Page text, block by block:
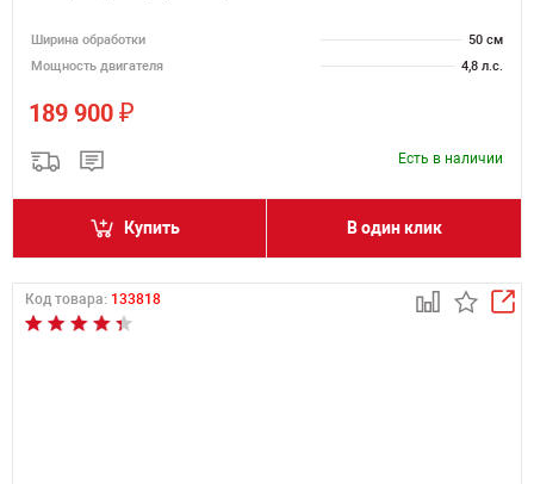
Ширина обработки
50 см
Мощность двигателя
4,8 л.с.
189 900 ₽
Есть в наличии
Купить В один клик
Код товара: 133818